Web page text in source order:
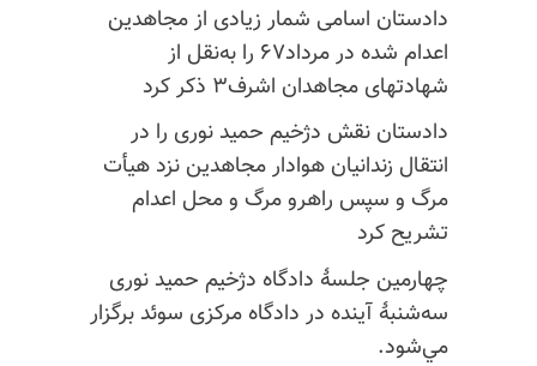
دادستان اسامی شمار زيادی از مجاهدين
اعدام شده در مرداد۶۷ را به‌نقل از
شهادتهای مجاهدان اشرف۳ ذکر کرد
دادستان نقش دژخيم حميد نوری را در
انتقال زندانيان هوادار مجاهدين نزد هيأت
مرگ و سپس راهرو مرگ و محل اعدام
تشریح کرد
چهارمين جلسهٔ دادگاه دژخيم حميد نوری
سه‌شنبهٔ آينده در دادگاه مرکزی سوئد برگزار
مي‌شود.